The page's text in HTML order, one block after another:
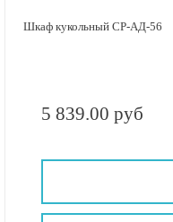
Шкаф кукольный СР-АД-56
5 839.00 руб